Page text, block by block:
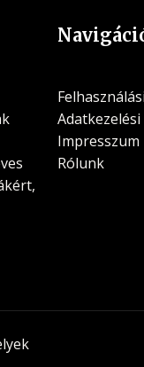
Impresszum
Rólunk